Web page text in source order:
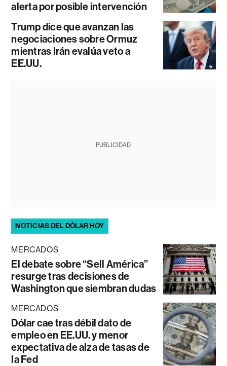
alerta por posible intervención
Trump dice que avanzan las
negociaciones sobre Ormuz
mientras Irán evalúa veto a
EE.UU.
PUBLICIDAD
NOTICIAS DEL DÓLAR HOY
MERCADOS
El debate sobre “Sell América”
resurge tras decisiones de
Washington que siembran dudas
MERCADOS
Dólar cae tras débil dato de
empleo en EE.UU. y menor
expectativa de alza de tasas de
la Fed